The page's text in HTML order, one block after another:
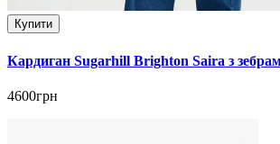
Купити
Кардиган Sugarhill Brighton Saira з
4600грн